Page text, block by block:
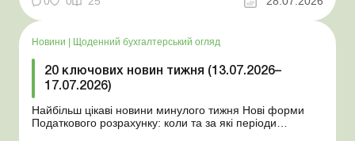
працівника виявлено статус «у розшуку»: що потрібно
Новини Щоденний бухгалтерський огляд
20 ключових новин тижня (13.07.2026–
17.07.2026)
Найбільш цікаві новини минулого тижня Нові форми
Податкового розрахунку: коли та за які періоди